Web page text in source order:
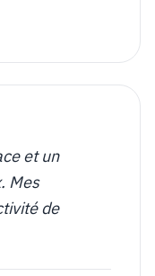
et un
Mes
de